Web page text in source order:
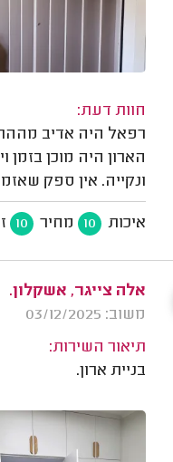
חוות דעת:
רפאל היה אדיב
הארון היה מוכן
ונקייה. אין ספק
איכות 10 מחיר 10
אלה צייגר, אשקלון.
משוב: 03/12/2025
תיאור השירות:
בניית ארון.